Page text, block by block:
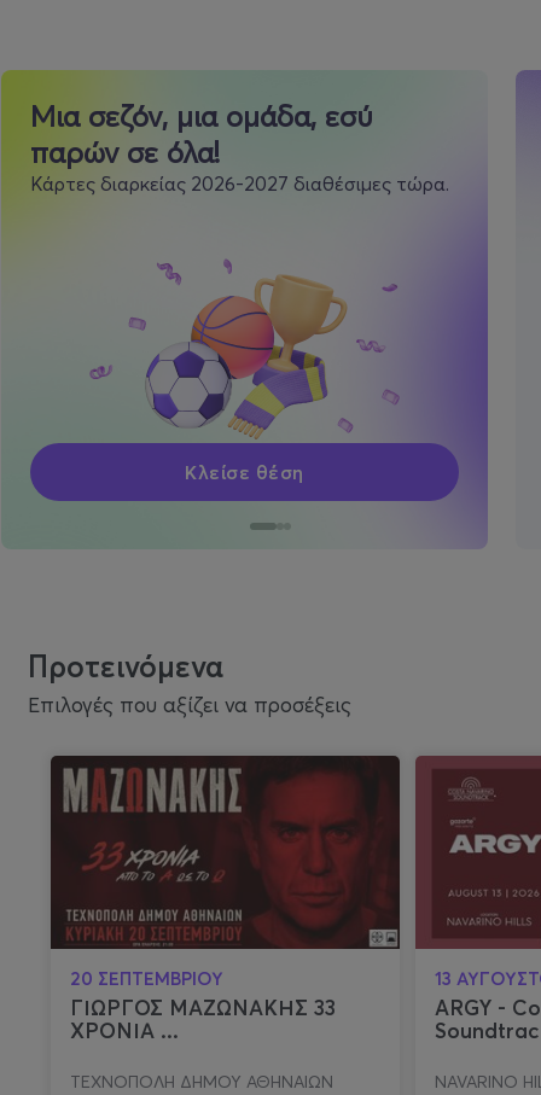
Μια σεζόν, μια ομάδα, εσύ
παρών σε όλα!
Κάρτες διαρκείας 2026-2027 διαθέσιμες τώρα.
Κλείσε θέση
Προτεινόμενα
Επιλογές που αξίζει να προσέξεις
20 ΣΕΠΤΕΜΒΡΙΟΥ
ΓΙΩΡΓΟΣ ΜΑΖΩΝΑΚΗΣ 33
ΧΡΟΝΙΑ ...
ΤΕΧΝΟΠΟΛΗ ΔΗΜΟΥ ΑΘΗΝΑΙΩΝ
13
ARGY -
NAVARINO